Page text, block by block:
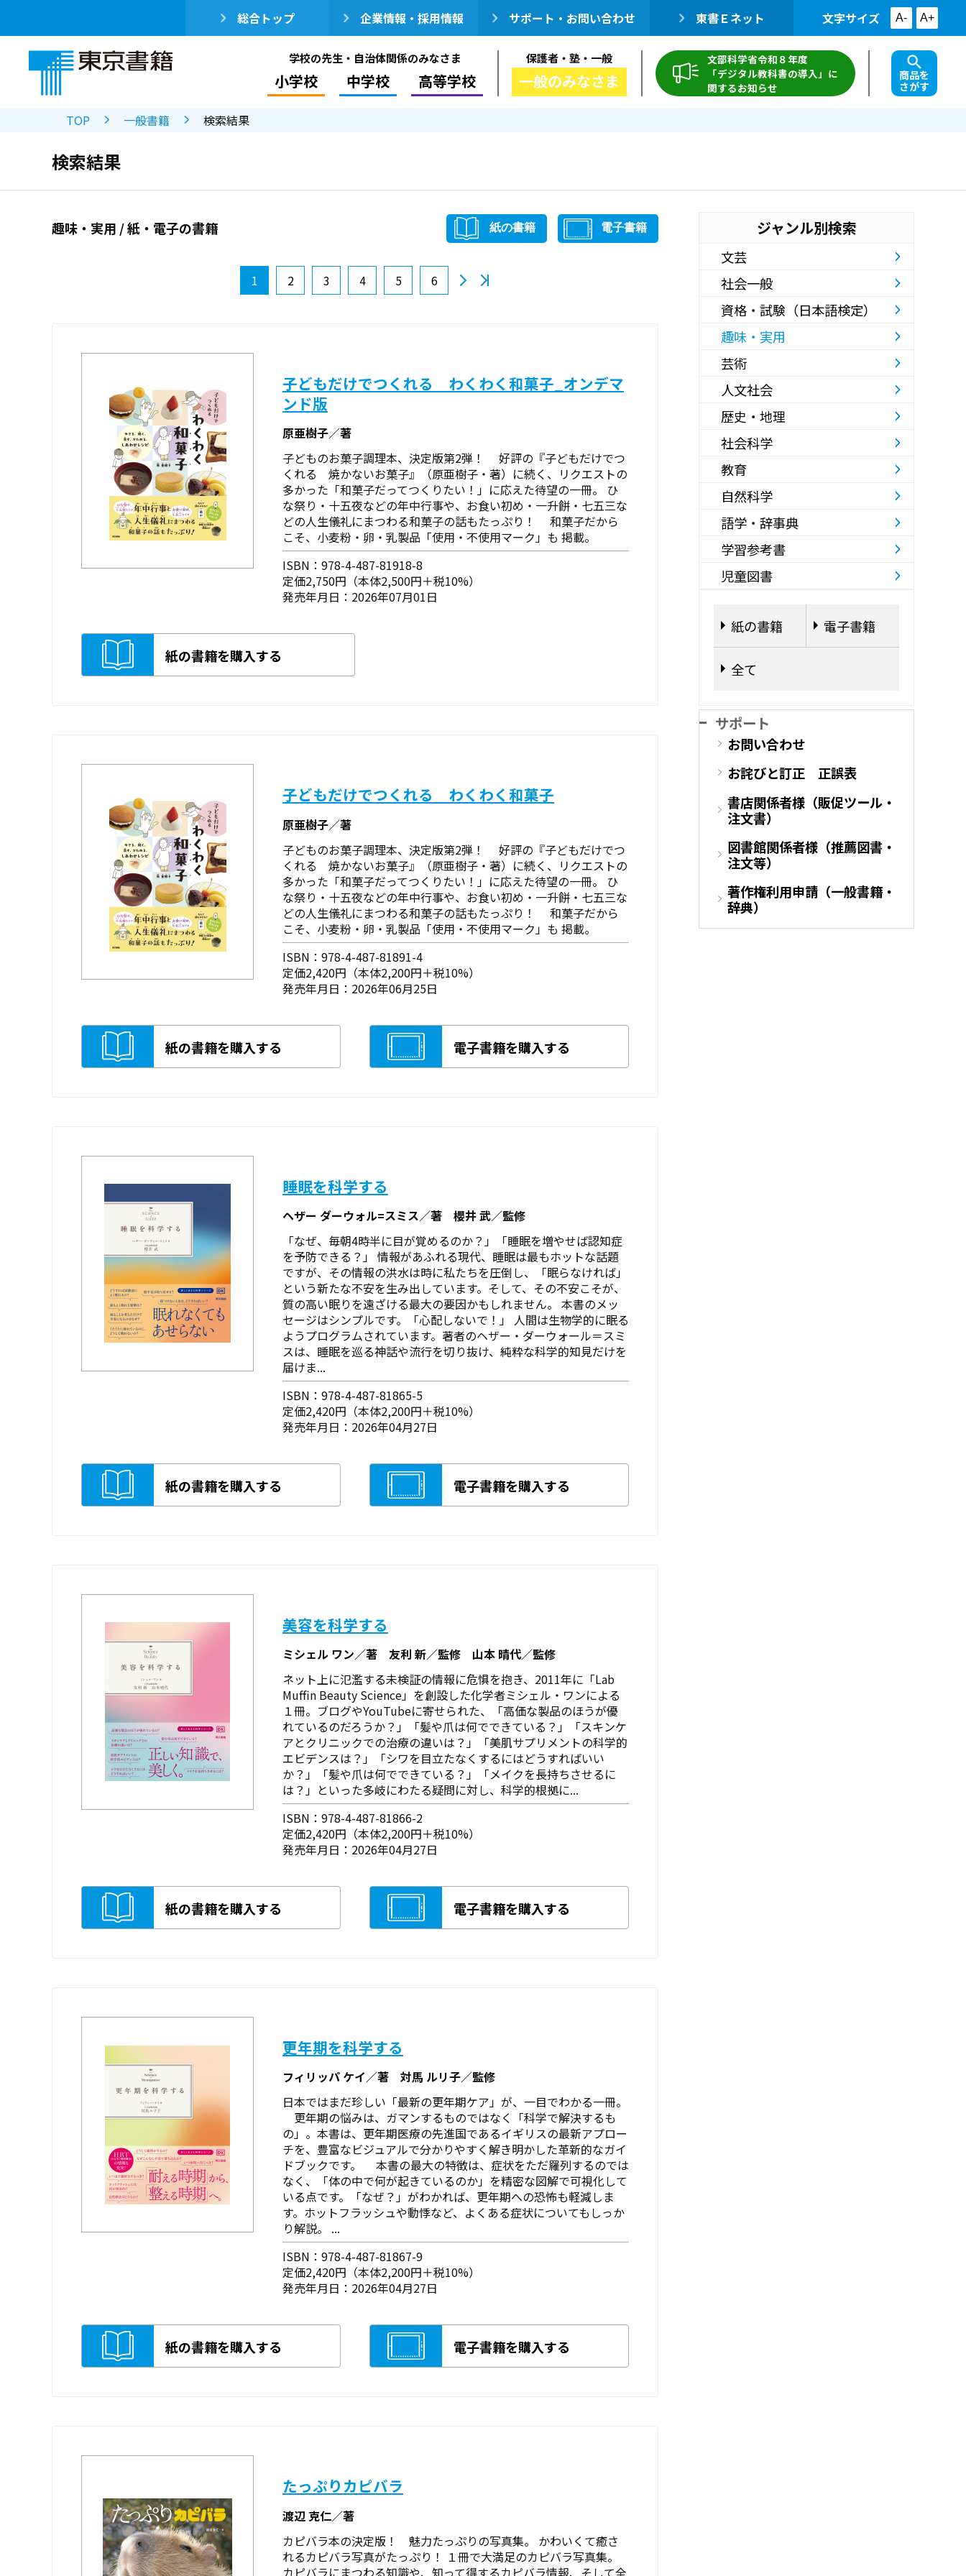
総合トップ 企業情報・採用情報 サポート・お問い合わせ 東書Ｅネット 文字サイズ A- A+
学校の先生・自治体関係のみなさま
小学校 中学校 高等学校
保護者・塾・一般
一般のみなさま
文部科学省令和８年度
「デジタル教科書の導入」に
関するお知らせ
商品を
さがす
TOP 一般書籍 検索結果
検索結果
趣味・実用 / 紙・電子の書籍 紙の書籍 電子書籍
1 2 3 4 5 6
子どもだけでつくれる わくわく和菓子_オンデマ
ンド版
原亜樹子／著
子どものお菓子調理本、決定版第2弾！ 好評の『子どもだけでつ
くれる 焼かないお菓子』（原亜樹子・著）に続く、リクエストの
多かった「和菓子だってつくりたい！」に応えた待望の一冊。 ひ
な祭り・十五夜などの年中行事や、お食い初め・一升餅・七五三な
どの人生儀礼にまつわる和菓子の話もたっぷり！ 和菓子だから
こそ、小麦粉・卵・乳製品「使用・不使用マーク」も 掲載。
ISBN：978-4-487-81918-8
定価2,750円（本体2,500円＋税10%）
発売年月日：2026年07月01日
紙の書籍を購入する
子どもだけでつくれる わくわく和菓子
原亜樹子／著
子どものお菓子調理本、決定版第2弾！ 好評の『子どもだけでつ
くれる 焼かないお菓子』（原亜樹子・著）に続く、リクエストの
多かった「和菓子だってつくりたい！」に応えた待望の一冊。 ひ
な祭り・十五夜などの年中行事や、お食い初め・一升餅・七五三な
どの人生儀礼にまつわる和菓子の話もたっぷり！ 和菓子だから
こそ、小麦粉・卵・乳製品「使用・不使用マーク」も 掲載。
ISBN：978-4-487-81891-4
定価2,420円（本体2,200円＋税10%）
発売年月日：2026年06月25日
紙の書籍を購入する 電子書籍を購入する
睡眠を科学する
ヘザー ダーウォル=スミス／著 櫻井 武／監修
「なぜ、毎朝4時半に目が覚めるのか？」「睡眠を増やせば認知症
を予防できる？」 情報があふれる現代、睡眠は最もホットな話題
ですが、その情報の洪水は時に私たちを圧倒し、「眠らなければ」
という新たな不安を生み出しています。そして、その不安こそが、
質の高い眠りを遠ざける最大の要因かもしれません。 本書のメッ
セージはシンプルです。「心配しないで！」 人間は生物学的に眠る
ようプログラムされています。著者のヘザー・ダーウォール＝スミ
スは、睡眠を巡る神話や流行を切り抜け、純粋な科学的知見だけを
届けま...
ISBN：978-4-487-81865-5
定価2,420円（本体2,200円＋税10%）
発売年月日：2026年04月27日
紙の書籍を購入する 電子書籍を購入する
美容を科学する
ミシェル ワン／著 友利 新／監修 山本 晴代／監修
ネット上に氾濫する未検証の情報に危惧を抱き、2011年に「Lab
Muffin Beauty Science」を創設した化学者ミシェル・ワンによる
１冊。ブログやYouTubeに寄せられた、「高価な製品のほうが優
れているのだろうか？」「髪や爪は何でできている？」「スキンケ
アとクリニックでの治療の違いは？」「美肌サプリメントの科学的
エビデンスは？」「シワを目立たなくするにはどうすればいい
か？」「髪や爪は何でできている？」「メイクを長持ちさせるに
は？」といった多岐にわたる疑問に対し、科学的根拠に...
ISBN：978-4-487-81866-2
定価2,420円（本体2,200円＋税10%）
発売年月日：2026年04月27日
紙の書籍を購入する 電子書籍を購入する
更年期を科学する
フィリッパ ケイ／著 対馬 ルリ子／監修
日本ではまだ珍しい「最新の更年期ケア」が、一目でわかる一冊。
更年期の悩みは、ガマンするものではなく「科学で解決するも
の」。本書は、更年期医療の先進国であるイギリスの最新アプロー
チを、豊富なビジュアルで分かりやすく解き明かした革新的なガイ
ドブックです。 本書の最大の特徴は、症状をただ羅列するのでは
なく、「体の中で何が起きているのか」を精密な図解で可視化して
いる点です。「なぜ？」がわかれば、更年期への恐怖も軽減しま
す。ホットフラッシュや動悸など、よくある症状についてもしっか
り解説。 ...
ISBN：978-4-487-81867-9
定価2,420円（本体2,200円＋税10%）
発売年月日：2026年04月27日
紙の書籍を購入する 電子書籍を購入する
たっぷりカピバラ
渡辺 克仁／著
カピバラ本の決定版！ 魅力たっぷりの写真集。 かわいくて癒さ
れるカピバラ写真がたっぷり！ １冊で大満足のカピバラ写真集。
カピバラにまつわる知識や、知って得するカピバラ情報、そして全
ジャンル別検索
文芸
社会一般
資格・試験（日本語検定）
趣味・実用
芸術
人文社会
歴史・地理
社会科学
教育
自然科学
語学・辞事典
学習参考書
児童図書
紙の書籍 電子書籍
全て
サポート
お問い合わせ
お詫びと訂正 正誤表
書店関係者様（販促ツール・
注文書）
図書館関係者様（推薦図書・
注文等）
著作権利用申請（一般書籍・
辞典）